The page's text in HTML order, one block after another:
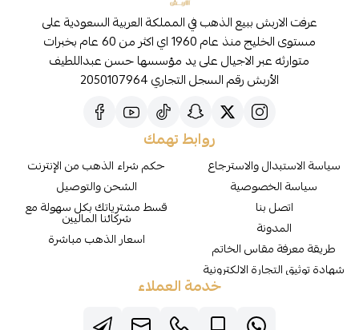
عرفت الاربش ببيع الذهب في المملكة العربية السعودية على
مستوى الخليج منذ عام 1960 اي اكثر من 60 عام بخبرات
متوارثه عبر الاجيال على يد مؤسسها حسن عبداللطيف
الأربش رقم السجل التجاري 2050107964
روابط تهمك
سياسة الاستبدال والاسترجاع
سياسة الخصوصية
اتصل بنا
المدونة
طريقة معرفة مقاس الخاتم
شهادة توثيق التجارة الالكترونية
حكم شراء الذهب من الإنترنت
الشحن والتوصيل
قسط مشترياتك بكل سهولة مع
شركائنا الماليين
اسعار الذهب مباشرة
خدمة العملاء